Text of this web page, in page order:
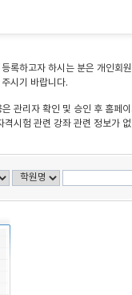
록하고자 하시는 분은 개인회
시기 바랍니다.
관리자 확인 및 승인 후 홈페
시험 관련 강좌 관련 정보가